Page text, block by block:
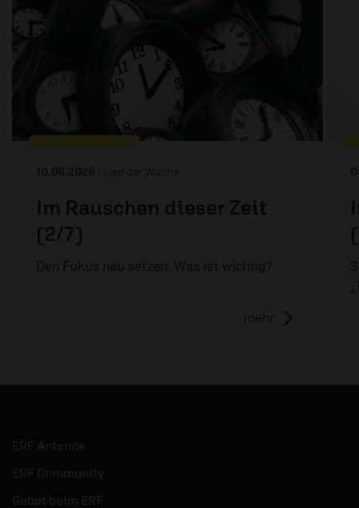
10.08.2026 / Lied der Woche
Im Rauschen dieser Zeit
(2/7)
Den Fokus neu setzen: Was ist wichtig?
mehr
ERF Antenne
ERF Community
Gebet beim ERF